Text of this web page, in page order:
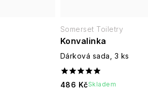
Konvalinka
Dárková sada, 3 ks
486 KčSkladem
Somerset Toiletry